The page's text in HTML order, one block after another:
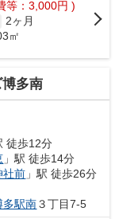
等：3,000円 )
2ヶ月
㎡
多南
徒歩12分
」駅 徒歩14分
社前 」駅 徒歩26分
多駅南３丁目7-5